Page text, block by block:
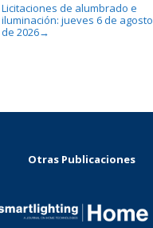
Licitaciones de alumbrado e
iluminación: jueves 6 de agosto
de 2026→
Otras Publicaciones